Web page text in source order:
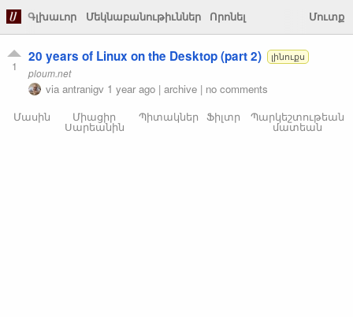
Գլխաւոր Մեկնաբանութիւններ Որոնել Մուտք
1
20 years of Linux on the Desktop (part 2) լինուքս
ploum.net
via antranigv 1 year ago | archive | no comments
Մասին
Միացիր
Սարեանին
Պիտակներ Ֆիլտր Պարկեշտութեան
մատեան